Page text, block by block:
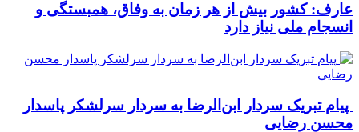
عارف: کشور بیش از هر زمان به وفاق، همبستگی و
انسجام ملی نیاز دارد
پیام تبریک سردار ابن‌الرضا به سردار سرلشکر پاسدار
محسن رضایی